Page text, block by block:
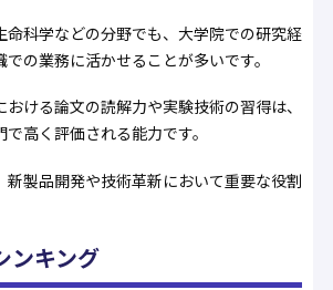
命科学などの分野でも、大学院での研究経
の業務に活かせることが多いです。
ける論文の読解力や実験技術の習得は、
高く評価される能力です。
新製品開発や技術革新において重要な役割
ンキング